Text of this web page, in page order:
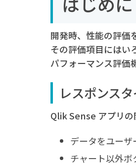
開発時、性能の評価
その評価項目にはい
パフォーマンス評価
レスポンス
Qlik Sense アプリの
データをユー
チャート以外